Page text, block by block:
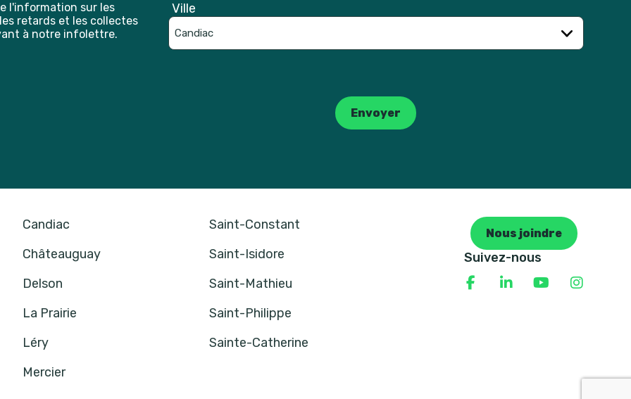
l'information sur les
retards et les collectes
à notre infolettre.
Ville
Envoyer
Candiac
Saint-Constant
Châteauguay
Saint-Isidore
Delson
Saint-Mathieu
La Prairie
Saint-Philippe
Léry
Sainte-Catherine
Mercier
Nous joindre
Suivez-nous